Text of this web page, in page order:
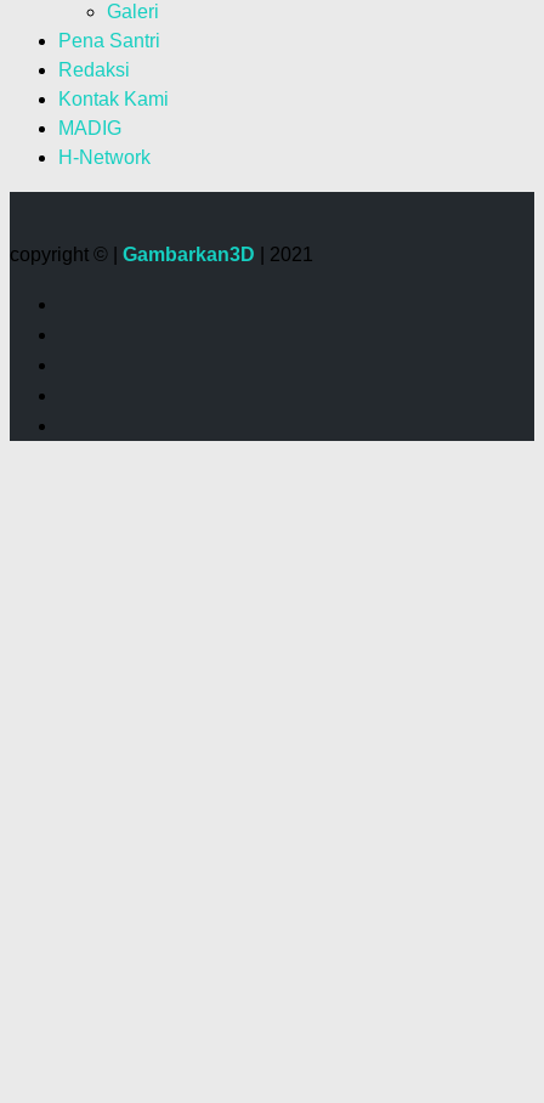
Galeri
Pena Santri
Redaksi
Kontak Kami
MADIG
H-Network
copyright © | Gambarkan3D | 2021